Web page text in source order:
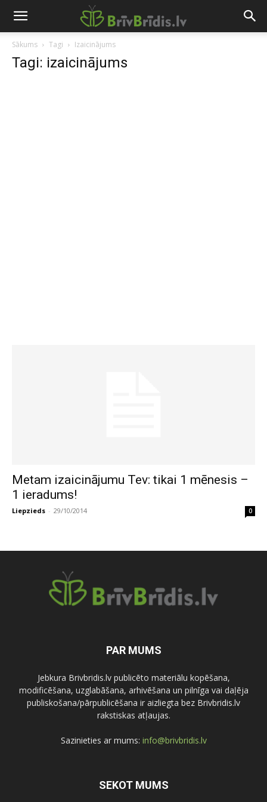
Sākums Tagi Izaicinājums
Tagi: izaicinājums
Metam izaicinājumu Tev: tikai 1 mēnesis –
1 ieradums!
Liepzieds - 29/10/2014 0
PAR MUMS
Jebkura Brivbridis.lv publicēto materiālu kopēšana,
modificēšana, uzglabāšana, arhivēšana un pilnīga vai daļēja
publiskošana/pārpublicēšana ir aizliegta bez Brivbridis.lv
rakstiskas atļaujas.
Sazinieties ar mums: info@brivbridis.lv
SEKOT MUMS